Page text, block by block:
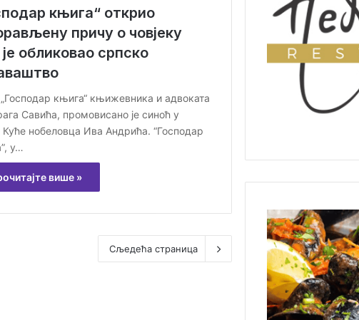
књига“ открио
причу о човјеку
је обликовао српско
„Господар књига“ књижевника и адвоката
Савића, промовисано је синоћ у
Куће нобеловца Ива Андрића. “Господар
у…
више »
Сљедећа страница